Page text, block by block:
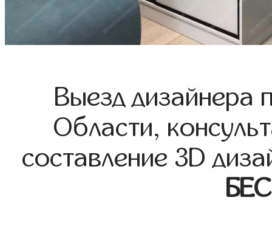
Выезд дизайнера
Области,
составление 3D